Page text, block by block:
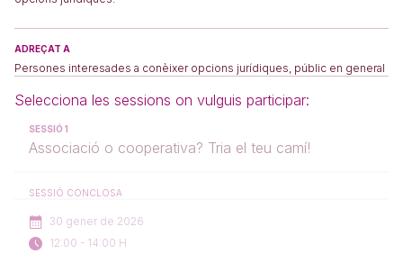
ADREÇAT A
Persones interesades a conèixer opcions jurídiques, públic en general
Selecciona les sessions on vulguis participar:
SESSIÓ 1
Associació o cooperativa? Tria el teu camí!
SESSIÓ CONCLOSA
30 gener de 2026
12:00 - 14:00 H